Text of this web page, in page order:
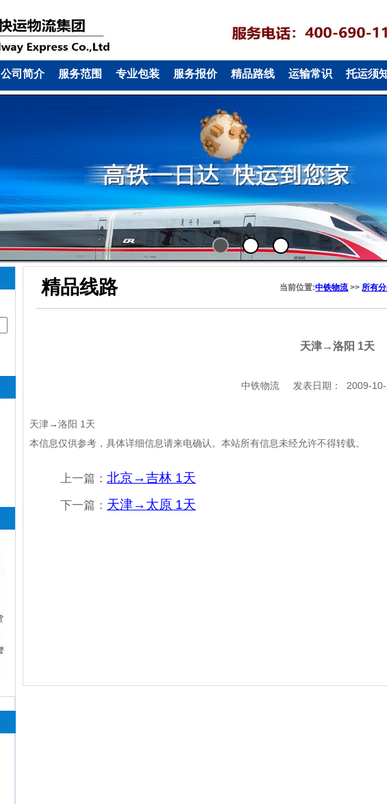
公司简介 服务范围 专业包装 服务报价 精品路线 运输常识 托运须
精品线路 当前位置:中铁物流>> 所有
天津→洛阳 1天
中铁物流 发表日期： 2009-10-
天津→洛阳 1天
本信息仅供参考，具体详细信息请来电确认。本站所有信息未经允许不得转载。
上一篇：北京→吉林 1天
下一篇： 天津→太原 1天